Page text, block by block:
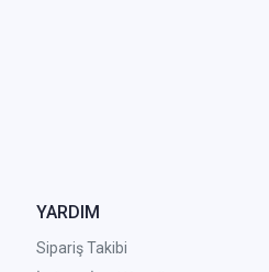
YARDIM
Sipariş Takibi